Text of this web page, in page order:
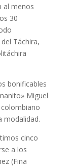
al menos
30
Táchira,
bonificables
Miguel
modalidad.
cinco
a los
(Fina